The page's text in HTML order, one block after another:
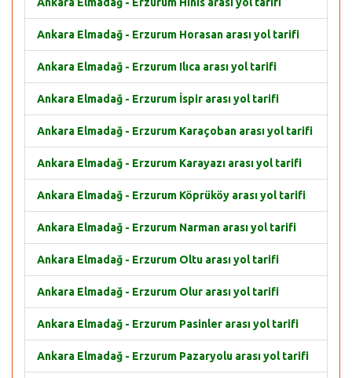
Ankara Elmadağ - Erzurum Horasan arası yol tarifi
Ankara Elmadağ - Erzurum Ilıca arası yol tarifi
Ankara Elmadağ - Erzurum İspir arası yol tarifi
Ankara Elmadağ - Erzurum Karaçoban arası yol tarifi
Ankara Elmadağ - Erzurum Karayazı arası yol tarifi
Ankara Elmadağ - Erzurum Köprüköy arası yol tarifi
Ankara Elmadağ - Erzurum Narman arası yol tarifi
Ankara Elmadağ - Erzurum Oltu arası yol tarifi
Ankara Elmadağ - Erzurum Olur arası yol tarifi
Ankara Elmadağ - Erzurum Pasinler arası yol tarifi
Ankara Elmadağ - Erzurum Pazaryolu arası yol tarifi